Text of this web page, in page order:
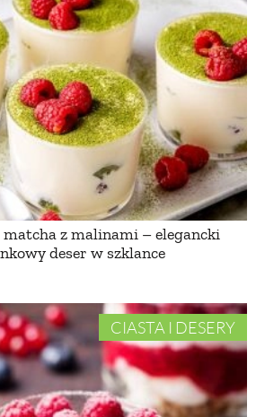
z malinami – elegancki
deser w szklance
CIASTA I DESERY
PRZETWORY
INNE